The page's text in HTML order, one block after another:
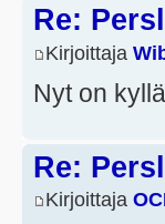
Re:
Kirjoittaja
Nyt on
Re:
Kirjoittaja